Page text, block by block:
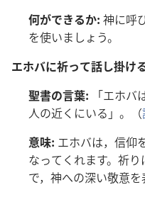
何ができるか: 神に呼
を使いましょう。
エホバに祈って話し掛け
聖書の言葉: 「エホバ
人の近くにいる」。（
意味: エホバは， 信仰
なってくれます。 祈り
で， 神への深い敬意を